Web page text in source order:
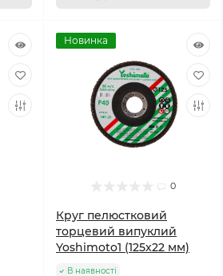
Новинка
0
Круг пелюстковий
торцевий випуклий
Yoshimoto1 (125х22 мм)
В наявності